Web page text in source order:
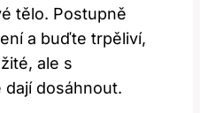
tělo. Postupně
a buďte trpěliví,
ale s
dají dosáhnout.